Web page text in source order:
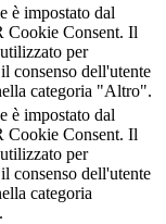
è impostato dal
Cookie Consent. Il
per
consenso dell'utente
categoria "Altro".
è impostato dal
Cookie Consent. Il
per
consenso dell'utente
categoria